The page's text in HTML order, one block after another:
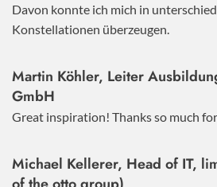
Davon konnte ich mich in
Konstellationen überzeugen.
Martin Köhler, Leiter
GmbH
Great inspiration! Thanks so much
Michael Kellerer, Head of IT,